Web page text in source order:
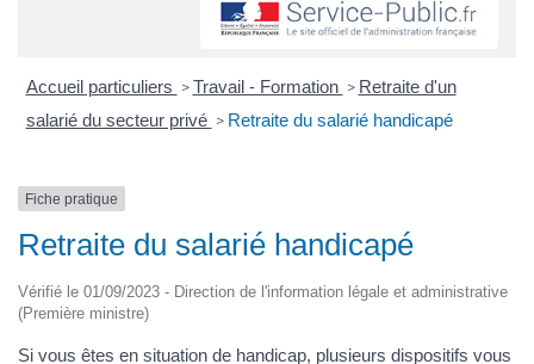
Accueil particuliers > Travail - Formation > Retraite d'un
salarié du secteur privé > Retraite du salarié handicapé
Fiche pratique
Retraite du salarié handicapé
Vérifié le 01/09/2023 - Direction de l'information légale et administrative
(Première ministre)
Si vous êtes en situation de handicap, plusieurs dispositifs vous